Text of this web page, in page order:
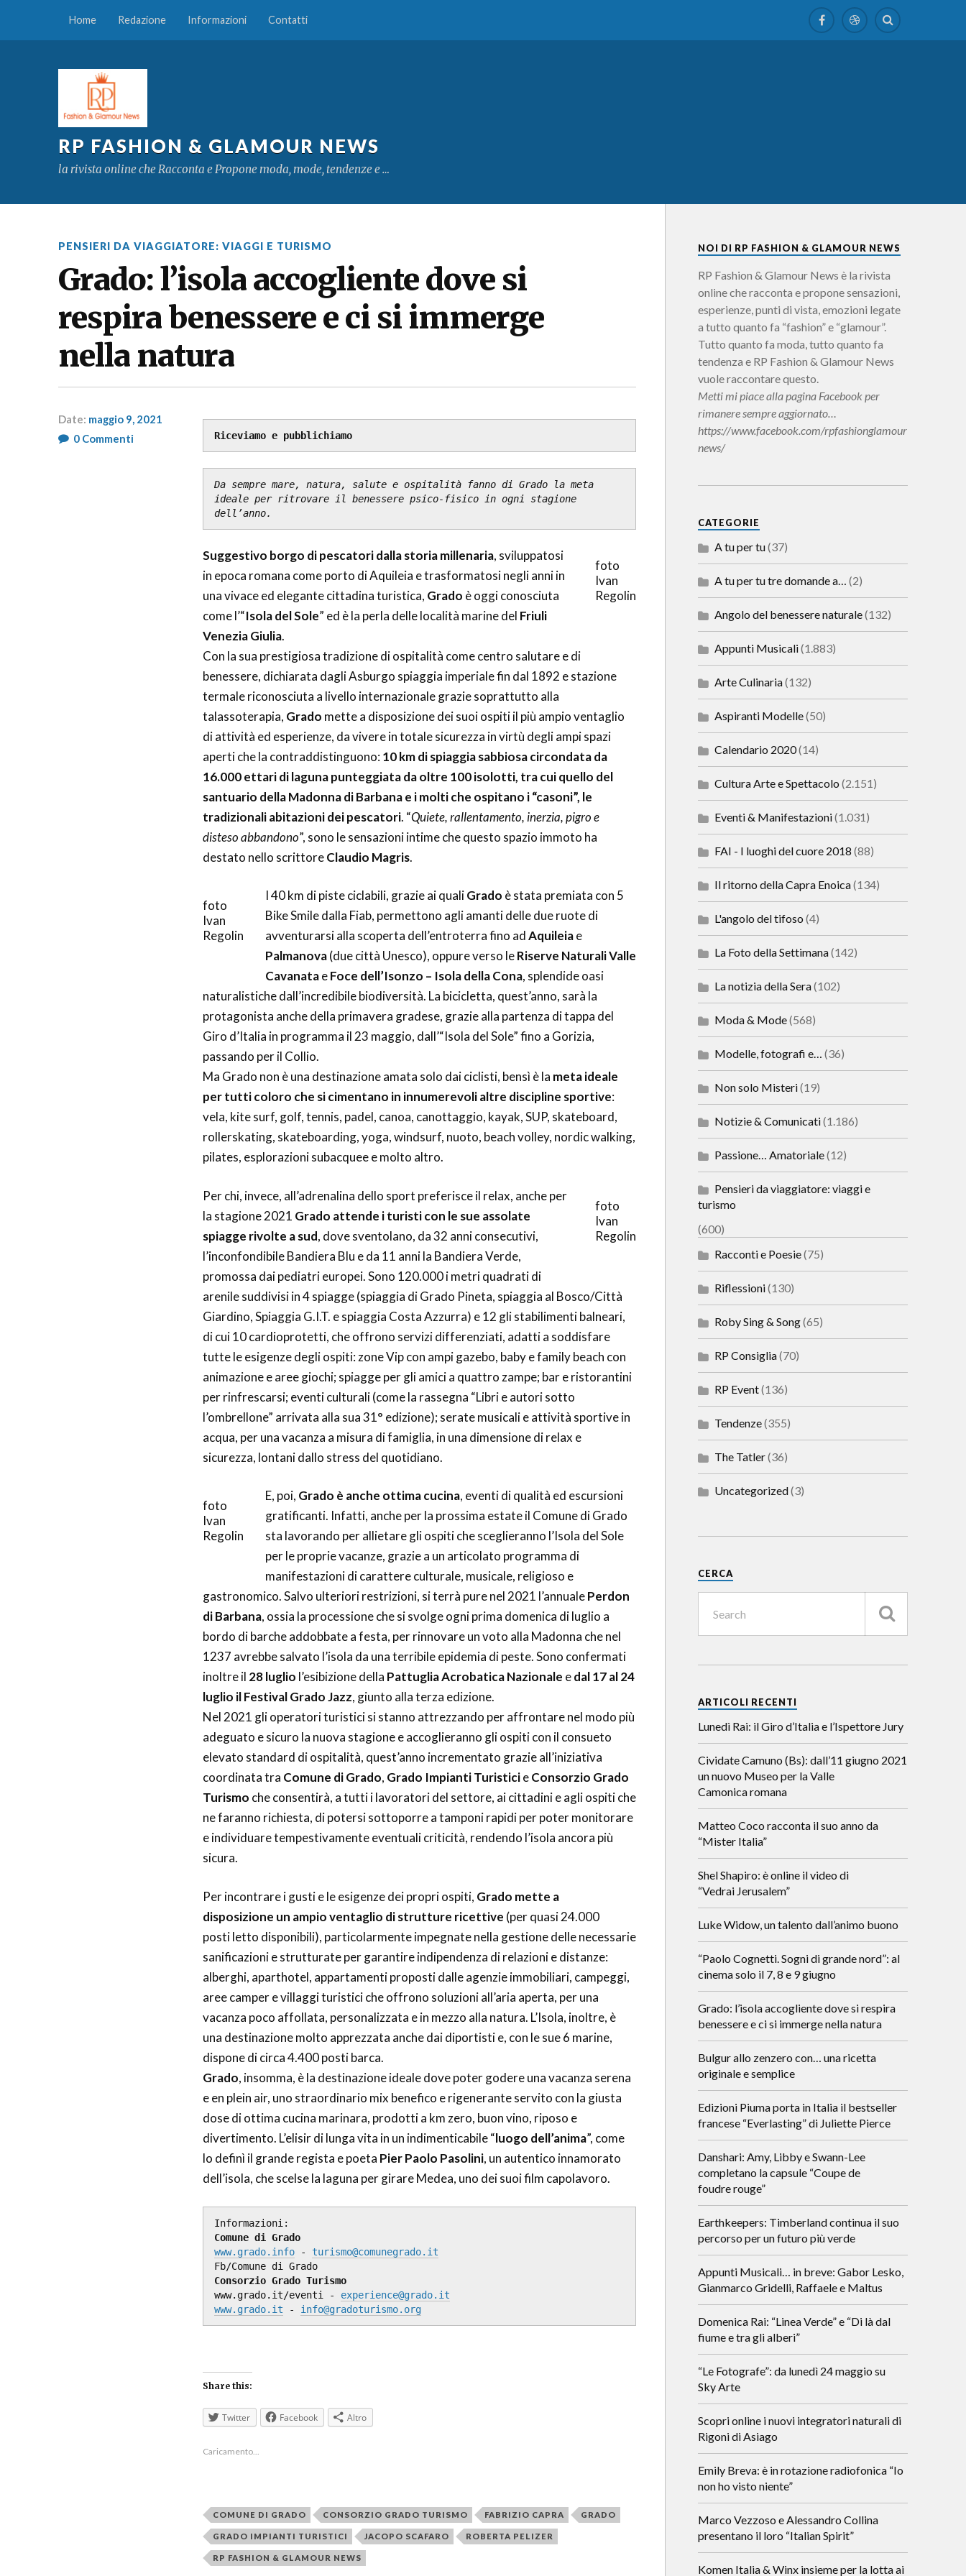
Home Redazione Informazioni Contatti
RP FASHION & GLAMOUR NEWS
la rivista online che Racconta e Propone moda, mode, tendenze e …
PENSIERI DA VIAGGIATORE: VIAGGI E TURISMO
Grado: l’isola accogliente dove si
respira benessere e ci si immerge
nella natura
Date: maggio 9, 2021
Author:
0Commenti Riceviamo e pubblichiamo
Da sempre mare, natura, salute e ospitalità fanno di Grado la meta
ideale per ritrovare il benessere psico-fisico in ogni stagione
dell’anno.
foto
Ivan
Regolin
Suggestivo borgo di pescatori dalla storia millenaria, sviluppatosi
in epoca romana come porto di Aquileia e trasformatosi negli anni in
una vivace ed elegante cittadina turistica, Grado è oggi conosciuta
come l’“Isola del Sole” ed è la perla delle località marine del Friuli
Venezia Giulia.
Con la sua prestigiosa tradizione di ospitalità come centro salutare e di
benessere, dichiarata dagli Asburgo spiaggia imperiale fin dal 1892 e stazione
termale riconosciuta a livello internazionale grazie soprattutto alla
talassoterapia, Grado mette a disposizione dei suoi ospiti il più ampio ventaglio
di attività ed esperienze, da vivere in totale sicurezza in virtù degli ampi spazi
aperti che la contraddistinguono:10 km di spiaggia sabbiosa circondata da
16.000 ettari di laguna punteggiata da oltre 100 isolotti, tra cui quello del
santuario della Madonna di Barbana e i molti che ospitano i “casoni”, le
tradizionali abitazioni dei pescatori. “Quiete, rallentamento, inerzia, pigro e
disteso abbandono”, sono le sensazioni intime che questo spazio immoto ha
destato nello scrittoreClaudio Magris.
foto
Ivan
Regolin
I 40 km di piste ciclabili, grazie ai qualiGrado è stata premiata con 5
Bike Smile dalla Fiab, permettono agli amanti delle due ruote di
avventurarsi alla scoperta dell’entroterra fino adAquileiae
Palmanova(due città Unesco), oppure verso leRiserve Naturali Valle
CavanataeFoce dell’Isonzo – Isola della Cona, splendide oasi
naturalistiche dall’incredibile biodiversità. La bicicletta, quest’anno, sarà la
protagonista anche della primavera gradese, grazie alla partenza di tappa del
Giro d’Italia in programma il 23 maggio, dall’“Isola del Sole” fino a Gorizia,
passando per il Collio.
Ma Grado non è una destinazione amata solo dai ciclisti, bensì è la meta ideale
per tutti coloro che si cimentano in innumerevoli altre discipline sportive:
vela, kite surf, golf, tennis, padel, canoa, canottaggio, kayak, SUP, skateboard,
rollerskating, skateboarding, yoga, windsurf, nuoto, beach volley, nordic walking,
pilates, esplorazioni subacquee e molto altro.
foto
Ivan
Regolin
Per chi, invece, all’adrenalina dello sport preferisce il relax, anche per
la stagione 2021 Grado attende i turisti con le sue assolate
spiagge rivolte a sud, dove sventolano, da 32 anni consecutivi,
l’inconfondibile Bandiera Blu e da 11 anni la Bandiera Verde,
promossa dai pediatri europei. Sono 120.000 i metri quadrati di
arenile suddivisi in 4 spiagge (spiaggia di Grado Pineta, spiaggia al Bosco/Città
Giardino, Spiaggia G.I.T. e spiaggia Costa Azzurra) e 12 gli stabilimenti balneari,
di cui 10 cardioprotetti, che offrono servizi differenziati, adatti a soddisfare
tutte le esigenze degli ospiti: zone Vip con ampi gazebo, baby e family beach con
animazione e aree giochi; spiagge per gli amici a quattro zampe; bar e ristorantini
per rinfrescarsi; eventi culturali (come la rassegna “Libri e autori sotto
l’ombrellone” arrivata alla sua 31° edizione); serate musicali e attività sportive in
acqua, per una vacanza a misura di famiglia, in una dimensione di relax e
sicurezza, lontani dallo stress del quotidiano.
foto
Ivan
Regolin
E, poi, Grado è anche ottima cucina, eventi di qualità ed escursioni
gratificanti. Infatti, anche per la prossima estate il Comune di Grado
sta lavorando per allietare gli ospiti che sceglieranno l’Isola del Sole
per le proprie vacanze, grazie a un articolato programma di
manifestazioni di carattere culturale, musicale, religioso e
gastronomico. Salvo ulteriori restrizioni, si terrà pure nel 2021 l’annualePerdon
di Barbana, ossia la processione che si svolge ogni prima domenica di luglio a
bordo di barche addobbate a festa, per rinnovare un voto alla Madonna che nel
1237 avrebbe salvato l’isola da una terribile epidemia di peste. Sono confermati
inoltre il 28 luglio l’esibizione della Pattuglia Acrobatica Nazionale edal 17 al 24
luglio il Festival Grado Jazz, giunto alla terza edizione.
Nel 2021 gli operatori turistici si stanno attrezzando per affrontare nel modo più
adeguato e sicuro la nuova stagione e accoglieranno gli ospiti con il consueto
elevato standard di ospitalità, quest’anno incrementato grazie all’iniziativa
coordinata tra Comune di Grado, Grado Impianti TuristicieConsorzio Grado
Turismo che consentirà, a tutti i lavoratori del settore, ai cittadini e agli ospiti che
ne faranno richiesta, di potersi sottoporre a tamponi rapidi per poter monitorare
e individuare tempestivamente eventuali criticità, rendendo l’isola ancora più
sicura.
Per incontrare i gusti e le esigenze dei propri ospiti, Grado mette a
disposizione un ampio ventaglio di strutture ricettive (per quasi 24.000
posti letto disponibili), particolarmente impegnate nella gestione delle necessarie
sanificazioni e strutturate per garantire indipendenza di relazioni e distanze:
alberghi, aparthotel, appartamenti proposti dalle agenzie immobiliari, campeggi,
aree camper e villaggi turistici che offrono soluzioni all’aria aperta, per una
vacanza poco affollata, personalizzata e in mezzo alla natura. L’Isola, inoltre, è
una destinazione molto apprezzata anche dai diportisti e, con le sue 6 marine,
dispone di circa 4.400 posti barca.
Grado, insomma, è la destinazione ideale dove poter godere una vacanza serena
e en plein air, uno straordinario mix benefico e rigenerante servito con la giusta
dose di ottima cucina marinara, prodotti a km zero, buon vino, riposo e
divertimento. L’elisir di lunga vita in un indimenticabile “luogo dell’anima”, come
lo definì il grande regista e poeta Pier Paolo Pasolini, un autentico innamorato
dell’isola, che scelse la laguna per girare Medea, uno dei suoi film capolavoro.
Informazioni:
Comune di Grado
www.grado.info - turismo@comunegrado.it
Fb/Comune di Grado
Consorzio Grado Turismo
www.grado.it/eventi - experience@grado.it
www.grado.it - info@gradoturismo.org
Share this:
Twitter Facebook Altro
Caricamento...
COMUNE DI GRADO CONSORZIO GRADO TURISMO FABRIZIO CAPRA GRADO
GRADO IMPIANTI TURISTICI JACOPO SCAFARO ROBERTA PELIZER
RP FASHION & GLAMOUR NEWS
NOI DI RP FASHION & GLAMOUR NEWS
RP Fashion & Glamour News è la rivista
online che racconta e propone sensazioni,
esperienze, punti di vista, emozioni legate
a tutto quanto fa “fashion” e “glamour”.
Tutto quanto fa moda, tutto quanto fa
tendenza e RP Fashion & Glamour News
vuole raccontare questo.
Metti mi piace alla pagina Facebook per
rimanere sempre aggiornato…
https://www.facebook.com/rpfashionglamour
news/
CATEGORIE
A tu per tu(37)
A tu per tu tre domande a… (2)
Angolo del benessere naturale(132)
Appunti Musicali(1.883)
Arte Culinaria(132)
Aspiranti Modelle(50)
Calendario 2020(14)
Cultura Arte e Spettacolo (2.151)
Eventi & Manifestazioni(1.031)
FAI - I luoghi del cuore 2018 (88)
Il ritorno della Capra Enoica(134)
L'angolo del tifoso (4)
La Foto della Settimana(142)
La notizia della Sera(102)
Moda & Mode(568)
Modelle, fotografi e… (36)
Non solo Misteri(19)
Notizie & Comunicati(1.186)
Passione… Amatoriale(12)
Pensieri da viaggiatore: viaggi e
turismo
(600)
Racconti e Poesie(75)
Riflessioni(130)
Roby Sing & Song(65)
RP Consiglia(70)
RP Event(136)
Tendenze(355)
The Tatler(36)
Uncategorized(3)
CERCA
ARTICOLI RECENTI
Lunedì Rai: il Giro d’Italia e l’Ispettore Jury
Cividate Camuno (Bs): dall’11 giugno 2021
un nuovo Museo per la Valle
Camonica romana
Matteo Coco racconta il suo anno da
“Mister Italia”
Shel Shapiro: è online il video di
“Vedrai Jerusalem”
Luke Widow, un talento dall’animo buono
“Paolo Cognetti. Sogni di grande nord”: al
cinema solo il 7, 8 e 9 giugno
Grado: l’isola accogliente dove si respira
benessere e ci si immerge nella natura
Bulgur allo zenzero con… una ricetta
originale e semplice
Edizioni Piuma porta in Italia il bestseller
francese “Everlasting” di Juliette Pierce
Danshari: Amy, Libby e Swann-Lee
completano la capsule “Coupe de
foudre rouge”
Earthkeepers: Timberland continua il suo
percorso per un futuro più verde
Appunti Musicali… in breve: Gabor Lesko,
Gianmarco Gridelli, Raffaele e Maltus
Domenica Rai: “Linea Verde” e “Di là dal
fiume e tra gli alberi”
“Le Fotografe”: da lunedì 24 maggio su
Sky Arte
Scopri online i nuovi integratori naturali di
Rigoni di Asiago
Emily Breva: è in rotazione radiofonica “Io
non ho visto niente”
Marco Vezzoso e Alessandro Collina
presentano il loro “Italian Spirit”
Komen Italia & Winx insieme per la lotta ai